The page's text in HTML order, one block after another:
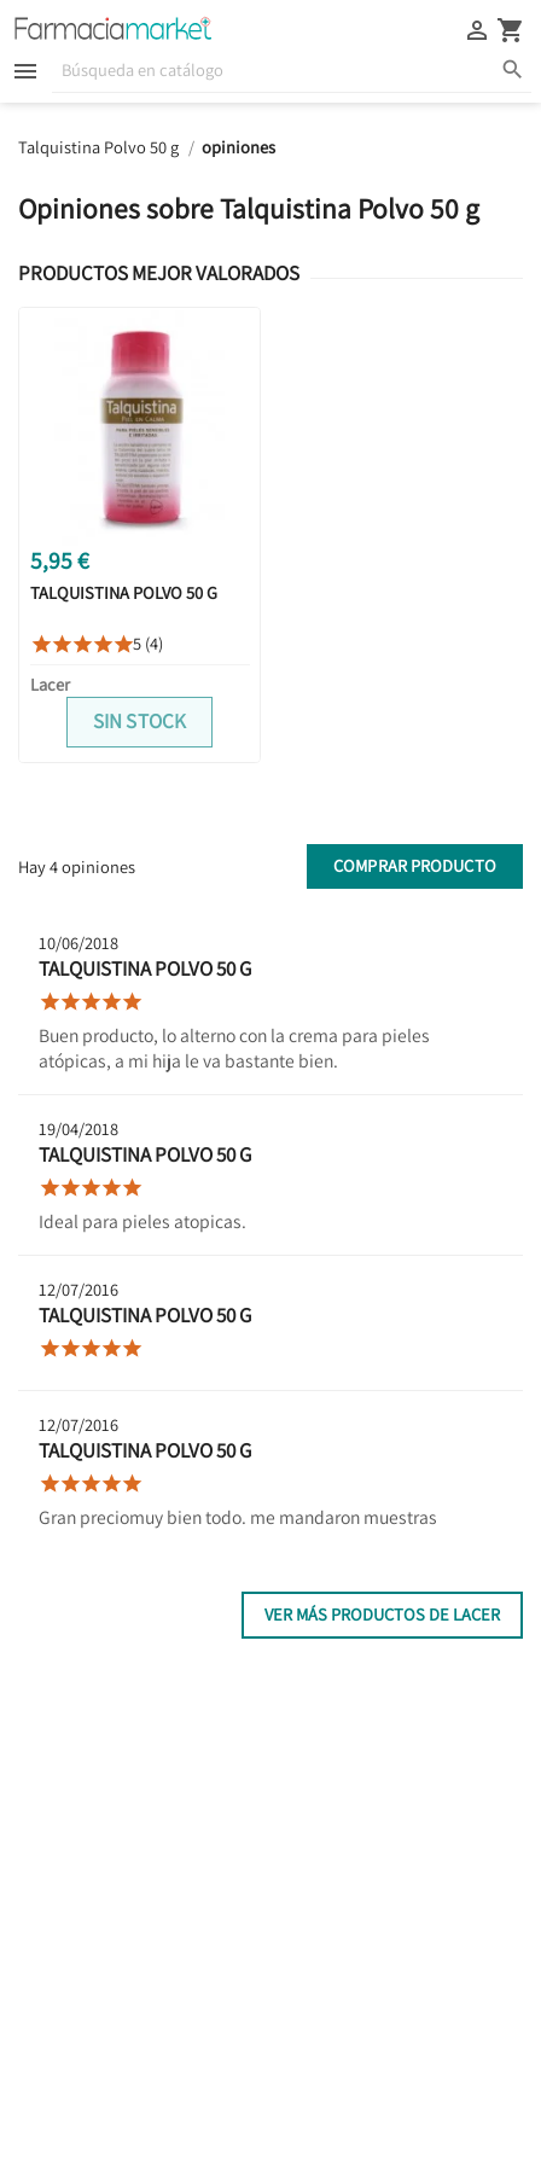
  
 
Talquistina Polvo 50 g opiniones
Opiniones sobre Talquistina Polvo 50 g
PRODUCTOS MEJOR VALORADOS
5,95 €
TALQUISTINA POLVO 50 G
5 (4)
Lacer
SIN STOCK
Hay 4 opiniones COMPRAR PRODUCTO
10/06/2018
TALQUISTINA POLVO 50 G

Buen producto, lo alterno con la crema para pieles
atópicas, a mi hija le va bastante bien.
19/04/2018
TALQUISTINA POLVO 50 G

Ideal para pieles atopicas.
12/07/2016
TALQUISTINA POLVO 50 G

12/07/2016
TALQUISTINA POLVO 50 G

Gran preciomuy bien todo. me mandaron muestras
VER MÁS PRODUCTOS DE LACER